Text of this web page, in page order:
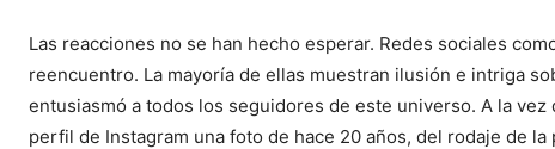
Las reacciones no se han hecho esperar. Redes sociales
reencuentro. La mayoría de ellas muestran ilusión e intriga
entusiasmó a todos los seguidores de este universo. A la vez
perfil de Instagram una foto de hace 20 años, del rodaje de